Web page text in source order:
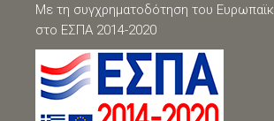
Με τη συγχρηματοδότηση του
στο ΕΣΠΑ 2014-2020